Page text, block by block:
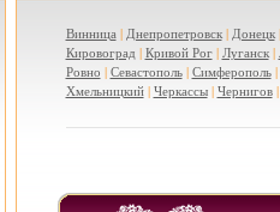
Винница | Днепропетровск| Донецк
Кировоград | Кривой Рог| Луганск|
Ровно | Севастополь| Симферополь|
Хмельницкий| Черкассы| Чернигов